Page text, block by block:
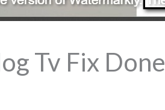
Tv Fix Done